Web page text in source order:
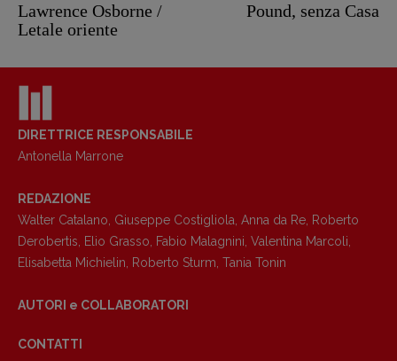
Lawrence Osborne /
Letale oriente
Pound, senza Casa
DIRETTRICE RESPONSABILE
Antonella Marrone
REDAZIONE
Walter Catalano, Giuseppe Costigliola, Anna da Re, Roberto
Derobertis, Elio Grasso, Fabio Malagnini, Valentina Marcoli,
Elisabetta Michielin, Roberto Sturm, Tania Tonin
AUTORI e COLLABORATORI
CONTATTI